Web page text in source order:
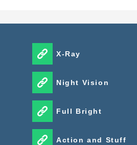
X-Ray
Night Vision
Full Bright
Action and Stuff